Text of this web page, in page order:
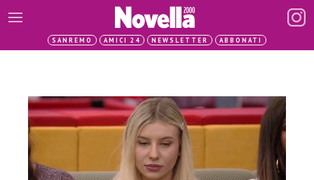
SANREMO AMICI 24 NEWSLETTER ABBONATI